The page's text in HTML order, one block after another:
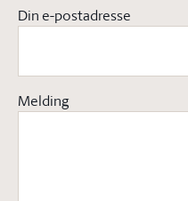
Din e-postadresse
Melding